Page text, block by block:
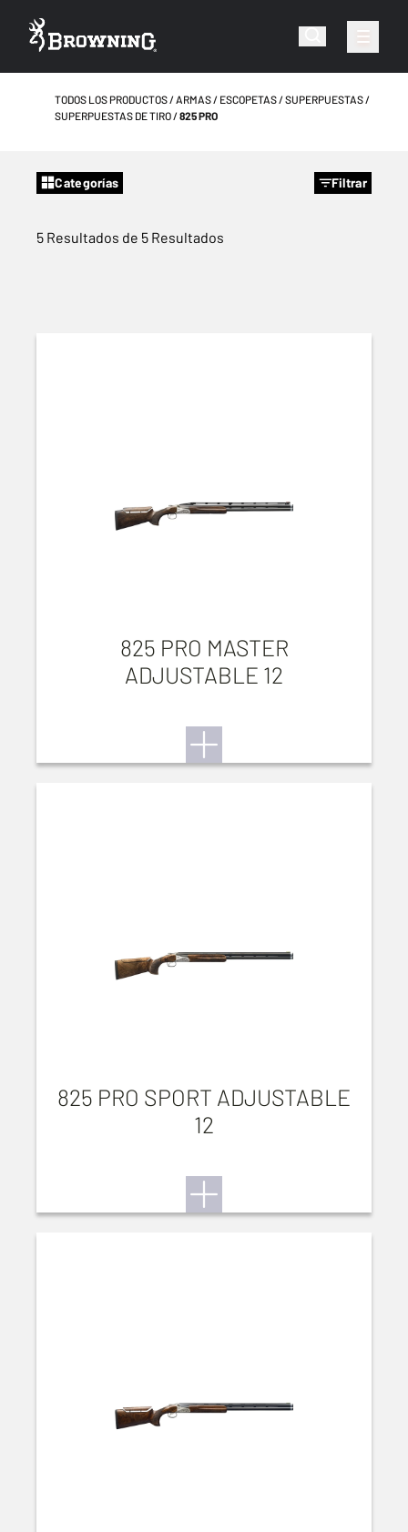
TODOS LOS PRODUCTOS ARMAS ESCOPETAS
SUPERPUESTAS
SUPERPUESTAS DE TIRO
825 PRO
Categorías Filtrar
5 Resultados de 5 Resultados
825 PRO MASTER
ADJUSTABLE 12
825 PRO SPORT ADJUSTABLE
12